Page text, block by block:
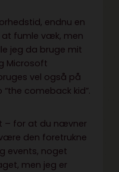
endnu en
at fumle væk, men
jeg da bruge mit
Microsoft
vel også på
comeback kid”.
– for at du nævner
den foretrukne
events, noget
men jeg er